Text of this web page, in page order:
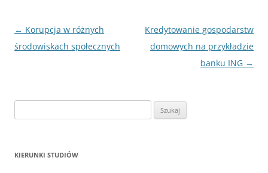
Nawigacja
wpisu
← Korupcja w różnych
środowiskach społecznych
Kredytowanie gospodarstw
domowych na przykładzie
banku ING →
z
KIERUNKI STUDIÓW